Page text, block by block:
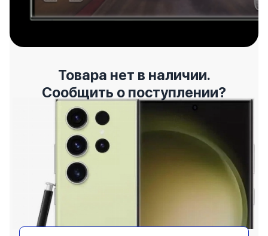
Товара нет в наличии.
Сообщить о поступлении?